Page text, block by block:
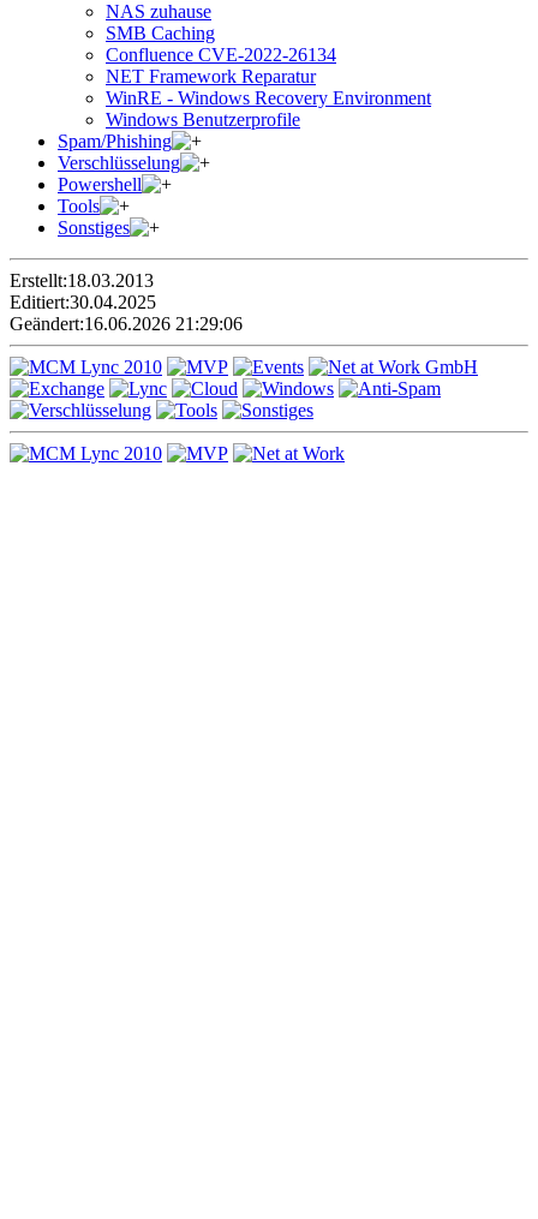
NAS zuhause
SMB Caching
Confluence CVE-2022-26134
NET Framework Reparatur
WinRE - Windows Recovery Environment
Windows Benutzerprofile
Spam/Phishing
Verschlüsselung
Powershell
Tools
Sonstiges
Erstellt:18.03.2013
Editiert:30.04.2025
Geändert:16.06.2026 21:29:06